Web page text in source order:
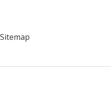
Sitemap